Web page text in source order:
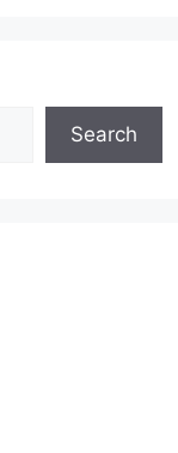
Search